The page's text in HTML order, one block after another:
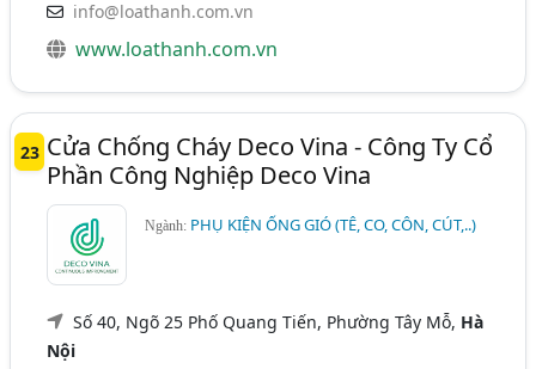
info@loathanh.com.vn
www.loathanh.com.vn
23 Cửa Chống Cháy Deco Vina - Công Ty Cổ
Phần Công Nghiệp Deco Vina
Ngành: PHỤ KIỆN ỐNG GIÓ (TÊ, CO, CÔN, CÚT,..)
Số 40, Ngõ 25 Phố Quang Tiến, Phường Tây Mỗ, Hà
Nội